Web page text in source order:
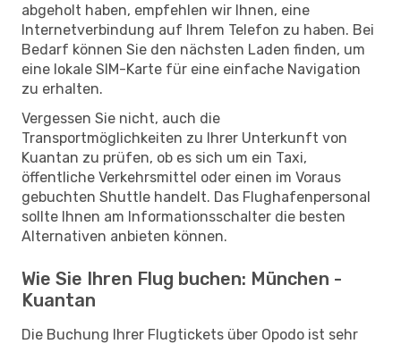
abgeholt haben, empfehlen wir Ihnen, eine
Internetverbindung auf Ihrem Telefon zu haben. Bei
Bedarf können Sie den nächsten Laden finden, um
eine lokale SIM-Karte für eine einfache Navigation
zu erhalten.
Vergessen Sie nicht, auch die
Transportmöglichkeiten zu Ihrer Unterkunft von
Kuantan zu prüfen, ob es sich um ein Taxi,
öffentliche Verkehrsmittel oder einen im Voraus
gebuchten Shuttle handelt. Das Flughafenpersonal
sollte Ihnen am Informationsschalter die besten
Alternativen anbieten können.
Wie Sie Ihren Flug buchen: München -
Kuantan
Die Buchung Ihrer Flugtickets über Opodo ist sehr